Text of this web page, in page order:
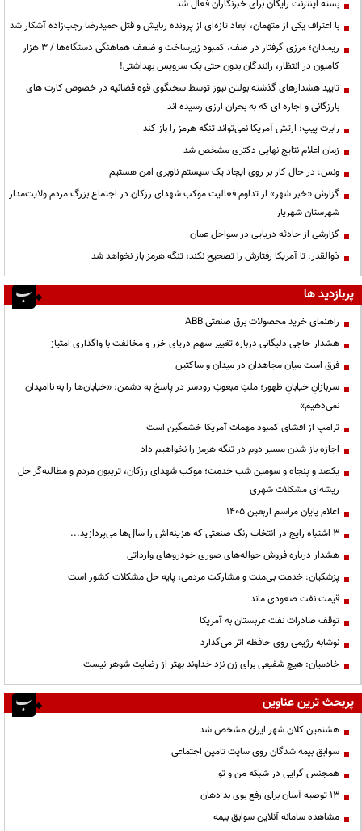
بسته اینترنت رایگان برای خبرنگاران فعال شد
با اعتراف یکی از متهمان، ابعاد تازه‌ای از پرونده ربایش و قتل حمیدرضا رجب‌زاده آشکار شد
ریمـدان؛ مرزی گرفتار در صف، کمبود زیرساخت و ضعف هماهنگی دستگاه‌ها / ۳ هزار
کامیون در انتظار، رانندگان بدون حتی یک سرویس بهداشتی!
تایید هشدارهای گذشته بولتن نیوز توسط سخنگوی قوه قضائیه در خصوص کارت های
بارزگانی و اجاره ای که به بحران ارزی رسیده اند
رابرت پیپ: ارتش آمریکا نمی‌تواند تنگه هرمز را باز کند
زمان اعلام نتایج نهایی دکتری مشخص شد
ونس: در حال کار بر روی ایجاد یک سیستم ناوبری امن هستیم
گزارش «خبر شهر» از تداوم فعالیت موکب شهدای رزکان در اجتماع بزرگ مردم ولایت‌مدار
شهرستان شهریار
گزارشی از حادثه دریایی در سواحل عمان
ذوالقدر: تا آمریکا رفتارش را تصحیح نکند، تنگه هرمز باز نخواهد شد
پربازدید ها
راهنمای خرید محصولات برق صنعتی ABB
هشدار حاجی دلیگانی درباره تغییر سهم دریای خزر و مخالفت با واگذاری امتیاز
فرق است میان مجاهدان در میدان و ساکتین
سربازانِ خیابانِ ظهور؛ ملتِ مبعوثِ رودسر در پاسخ به دشمن: «خیابان‌ها را به ناامیدان
نمی‌دهیم»
ترامپ از افشای کمبود مهمات آمریکا خشمگین است
اجازه باز شدن مسیر دوم در تنگه هرمز را نخواهیم داد
یکصد و پنجاه و سومین شب خدمت؛ موکب شهدای رزکان، تریبون مردم و مطالبه‌گر حل
ریشه‌ای مشکلات شهری
اعلام پایان مراسم اربعین ۱۴۰۵
3 اشتباه رایج در انتخاب رنگ صنعتی که هزینه‌اش را سال‌ها می‌پردازید...
هشدار درباره فروش حواله‌های صوری خودروهای وارداتی
پزشکیان: خدمت بی‌منت و مشارکت مردمی، پایه حل مشکلات کشور است
قیمت نفت صعودی ماند
توقف صادرات نفت عربستان به آمریکا
نوشابه رژیمی روی حافظه اثر می‌گذارد
خادمیان: هیچ شفیعی برای زن نزد خداوند بهتر از رضایت شوهر نیست
پربحث ترین عناوین
هشتمین کلان شهر ایران مشخص شد
سوابق بیمه شدگان روی سایت تامین اجتماعی
همجنس گرایی در شبکه من و تو
13 توصیه آسان برای رفع بوی بد دهان
مشاهده سامانه آنلاين سوابق بیمه